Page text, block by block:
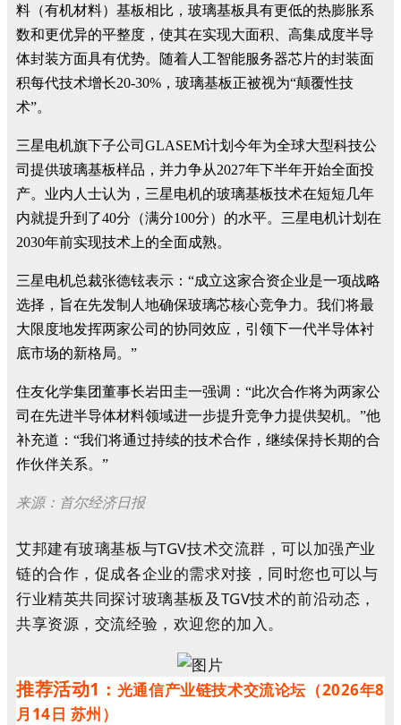
料（有机材料）基板相比，玻璃基板具有更低的热膨胀系
数和更优异的平整度，使其在实现大面积、高集成度半导
体封装方面具有优势。随着人工智能服务器芯片的封装面
积每代技术增长20-30%，玻璃基板正被视为“颠覆性技
术”。
三星电机旗下子公司GLASEM计划今年为全球大型科技公
司提供玻璃基板样品，并力争从2027年下半年开始全面投
产。业内人士认为，三星电机的玻璃基板技术在短短几年
内就提升到了40分（满分100分）的水平。三星电机计划在
2030年前实现技术上的全面成熟。
三星电机总裁张德铉表示：“成立这家合资企业是一项战略
选择，旨在先发制人地确保玻璃芯核心竞争力。我们将最
大限度地发挥两家公司的协同效应，引领下一代半导体衬
底市场的新格局。”
住友化学集团董事长岩田圭一强调：“此次合作将为两家公
司在先进半导体材料领域进一步提升竞争力提供契机。”他
补充道：“我们将通过持续的技术合作，继续保持长期的合
作伙伴关系。”
来源： 首尔经济日报
艾邦建有玻璃基板与TGV技术交流群，可以加强产业
链的合作，促成各企业的需求对接，同时您也可以与
行业精英共同探讨玻璃基板及TGV技术的前沿动态，
共享资源，交流经验，欢迎您的加入。
推荐活动1 ： 光通信产业链技术交流论坛（2026年8
月14日 苏州）